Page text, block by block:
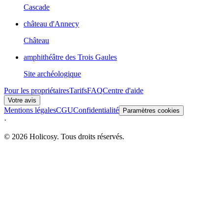
Cascade
château d'Annecy
Château
amphithéâtre des Trois Gaules
Site archéologique
Pour les propriétairesTarifsFAQCentre d'aide
Votre avis
Mentions légalesCGUConfidentialité Paramètres cookies
·
© 2026 Holicosy. Tous droits réservés.